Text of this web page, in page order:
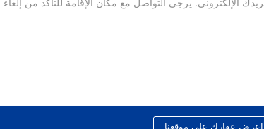
اعرض عقارك على موقعنا